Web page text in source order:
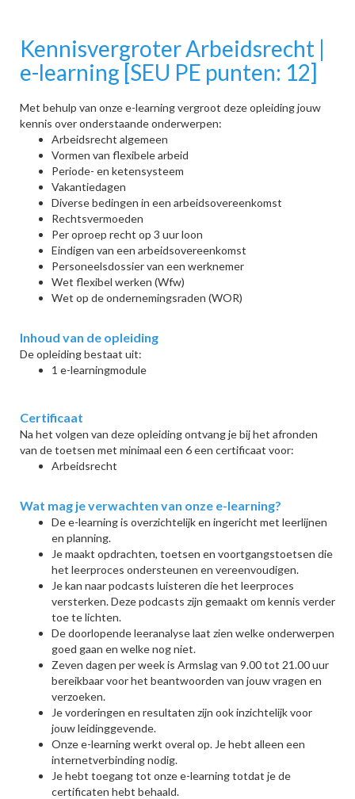
Kennisvergroter Arbeidsrecht |
e-learning [SEU PE punten: 12]
Met behulp van onze e-learning vergroot deze opleiding jouw
kennis over onderstaande onderwerpen:
Arbeidsrecht algemeen
Vormen van flexibele arbeid
Periode- en ketensysteem
Vakantiedagen
Diverse bedingen in een arbeidsovereenkomst
Rechtsvermoeden
Per oproep recht op 3 uur loon
Eindigen van een arbeidsovereenkomst
Personeelsdossier van een werknemer
Wet flexibel werken (Wfw)
Wet op de ondernemingsraden (WOR)
Inhoud van de opleiding
De opleiding bestaat uit:
1 e-learningmodule
Certificaat
Na het volgen van deze opleiding ontvang je bij het afronden
van de toetsen met minimaal een 6 een certificaat voor:
Arbeidsrecht
Wat mag je verwachten van onze e-learning?
De e-learning is overzichtelijk en ingericht met leerlijnen
en planning.
Je maakt opdrachten, toetsen en voortgangstoetsen die
het leerproces ondersteunen en vereenvoudigen.
Je kan naar podcasts luisteren die het leerproces
versterken. Deze podcasts zijn gemaakt om kennis verder
toe te lichten.
De doorlopende leeranalyse laat zien welke onderwerpen
goed gaan en welke nog niet.
Zeven dagen per week is Armslag van 9.00 tot 21.00 uur
bereikbaar voor het beantwoorden van jouw vragen en
verzoeken.
Je vorderingen en resultaten zijn ook inzichtelijk voor
jouw leidinggevende.
Onze e-learning werkt overal op. Je hebt alleen een
internetverbinding nodig.
Je hebt toegang tot onze e-learning totdat je de
certificaten hebt behaald.